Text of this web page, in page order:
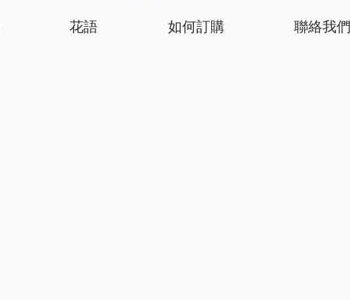
花語 如何訂購 聯絡我們